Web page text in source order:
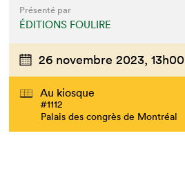
Présenté par
ÉDITIONS FOULIRE
26 novembre 2023, 13h00
Au kiosque
#1112
Palais des congrès de Montréal